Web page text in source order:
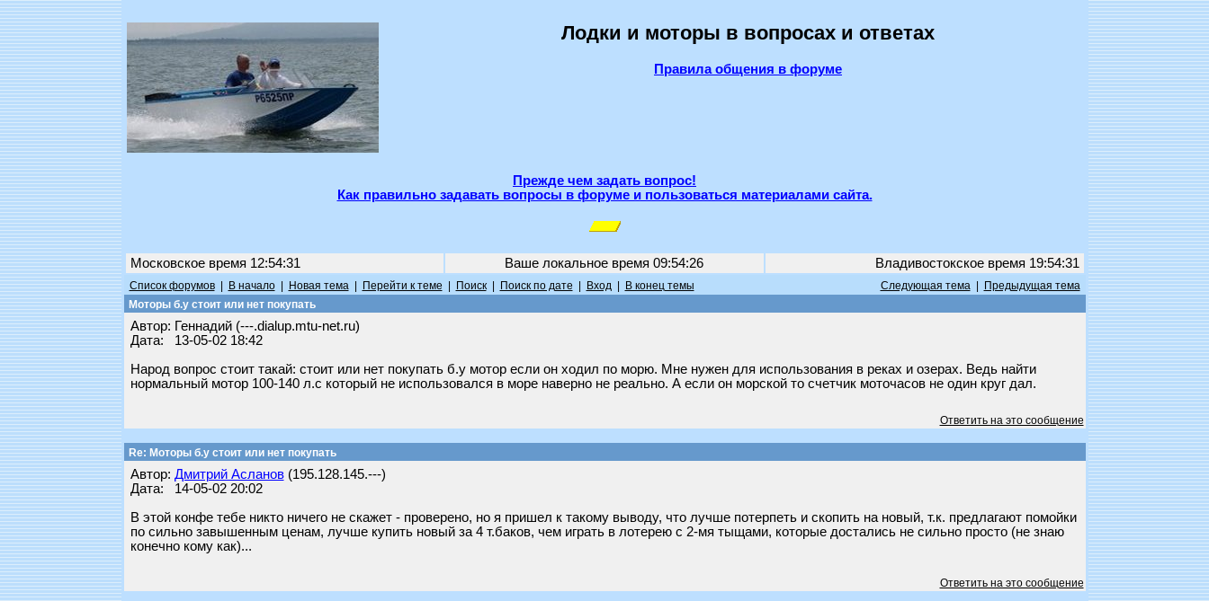
Лодки и моторы в вопросах и ответах
Правила общения в форуме
Прежде чем задать вопрос!
Как правильно задавать вопросы в форуме и пользоваться материалами сайта.
Московское время 12:54:31 Ваше локальное время 09:54:26 Владивостокское время 19:54:31
Список форумов| В начало| Новая тема| Перейти к теме Поиск| Поиск по дате Вход| В конец темы Следующая тема|
Предыдущая тема
Моторы б.у стоит или нет покупать
Автор: Геннадий (---.dialup.mtu-net.ru)
Дата: 13-05-02 18:42
Народ вопрос стоит такай: стоит или нет покупать б.у мотор если он ходил по морю. Мне нужен для использования в реках и озерах. Ведь найти
нормальный мотор 100-140 л.с который не использовался в море наверно не реально. А если он морской то счетчик моточасов не один круг дал.
Ответить на это сообщение
Re: Моторы б.у стоит или нет покупать
Автор: Дмитрий Асланов(195.128.145.---)
Дата: 14-05-02 20:02
В этой конфе тебе никто ничего не скажет - проверено, но я пришел к такому выводу, что лучше потерпеть и скопить на новый, т.к. предлагают помойки
по сильно завышенным ценам, лучше купить новый за 4 т.баков, чем играть в лотерею с 2-мя тыщами, которые достались не сильно просто (не знаю
конечно кому как)...
Ответить на это сообщение